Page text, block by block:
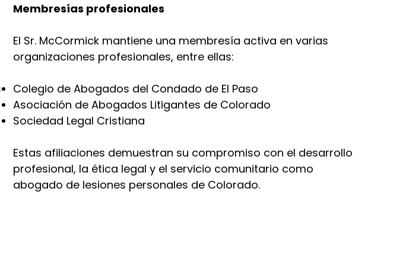
Membresías profesionales
El Sr. McCormick mantiene una membresía activa en varias
organizaciones profesionales, entre ellas:
Colegio de Abogados del Condado de El Paso
Asociación de Abogados Litigantes de Colorado
Sociedad Legal Cristiana
Estas afiliaciones demuestran su compromiso con el desarrollo
profesional, la ética legal y el servicio comunitario como
abogado de lesiones personales de Colorado.